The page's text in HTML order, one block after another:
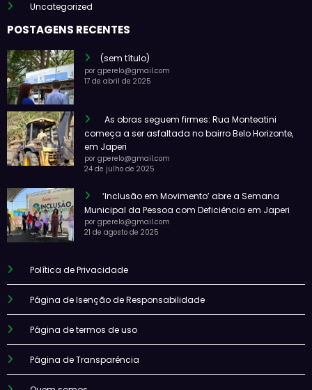
Uncategorized
POSTAGENS RECENTES
(sem título)
por gperelo@gmail.com
17 de abril de 2025
As obras seguem firmes: Rua Monteatini
começa a ser asfaltada no bairro Belo Horizonte,
em Japeri
por gperelo@gmail.com
24 de julho de 2025
‘Inclusão em Movimento’ abre a Semana
Municipal da Pessoa com Deficiência em Japeri
por gperelo@gmail.com
21 de agosto de 2025
Política de Privacidade
Página de Isenção de Responsabilidade
Página de termos de uso
Página de Transparência